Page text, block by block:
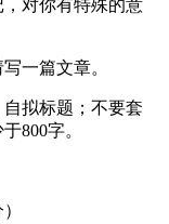
对你有特殊的意
一篇文章。
拟标题；不要套
800字。